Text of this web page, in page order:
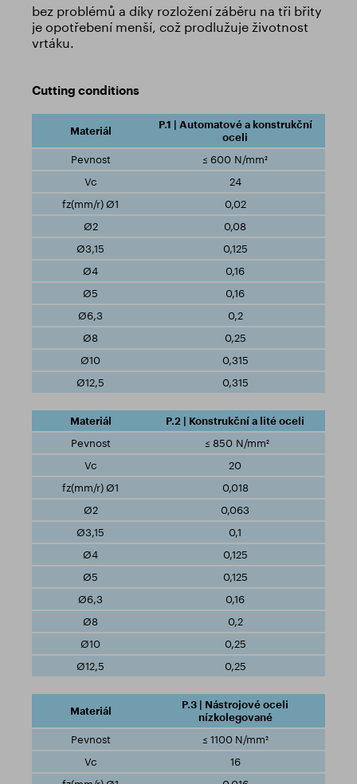
bez problémů a díky rozložení záběru na tři břity
je opotřebení menší, což prodlužuje životnost
vrtáku.
Cutting conditions
P.1 | Automatové a konstrukční
oceli
≤ 600 N/mm²
24
0,02
0,08
0,125
0,16
0,16
0,2
0,25
0,315
0,315
P.2 | Konstrukční a lité oceli
≤ 850 N/mm²
20
0,018
0,063
0,1
0,125
0,125
0,16
0,2
0,25
0,25
P.3 | Nástrojové oceli
nízkolegované
≤ 1100 N/mm²
16